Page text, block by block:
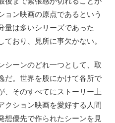
ョン映画の原点であるという
量は多いシリーズであった
おり、見所に事欠かない。
ーンのどれ一つとして、取
だ。世界を股にかけて各所で
、そのすべてにストーリー上
クション映画を愛好する人間
想優先で作られたシーンを見